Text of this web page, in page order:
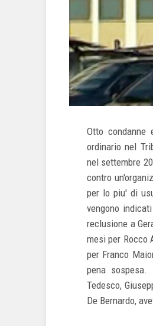
Otto condanne
ordinario nel
nel settembre
contro
per lo piu' di
vengono
reclusione a
mesi per Rocco
per Franco
pena sospesa.
Tedesco,
De Bernardo,